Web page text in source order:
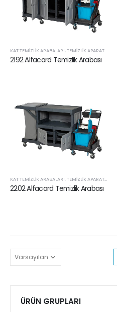
KAT TEMIZLIK ARABALARI,TEMIZLIK APARATLARI VE SARF ÜRÜNLERI
2192 Alfacard Temizlik Arabası
KAT TEMIZLIK ARABALARI,TEMIZLIK APARATLARI VE SARF ÜRÜNLERI
2202 Alfacard Temizlik Arabası
ÜRÜN GRUPLARI